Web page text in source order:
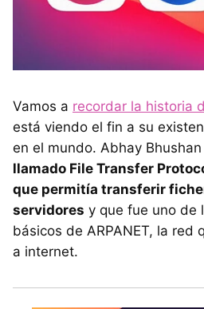
Vamos a recordar la historia
está viendo el fin a su
en el mundo. Abhay Bhushan
llamado File Transfer
que permitía transferir
servidores y que fue uno de
básicos de ARPANET, la red
a internet.